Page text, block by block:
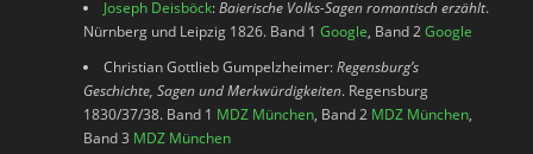
Joseph Deisböck:Baierische Volks-Sagen romantisch erzählt.
Nürnberg und Leipzig 1826. Band 1Google, Band 2Google
Christian Gottlieb Gumpelzheimer:Regensburg’s
Geschichte, Sagen und Merkwürdigkeiten. Regensburg
1830/37/38. Band 1 MDZ München, Band 2 MDZ München,
Band 3 MDZ München